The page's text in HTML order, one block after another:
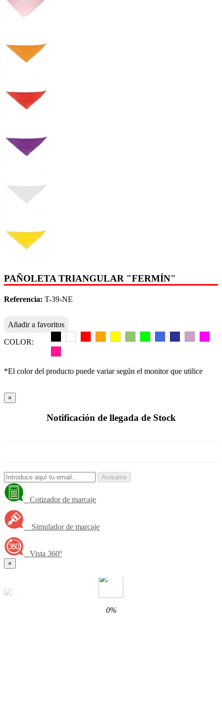
PAÑOLETA TRIANGULAR "FERMÍN"
Referencia: T-39-NE
Añadir a favoritos
COLOR:
*El color del producto puede variar según el monitor que utilice
×
Notificación de llegada de Stock
Avisame
Cotizador de marcaje
Simulador de marcaje
Vista 360º
×